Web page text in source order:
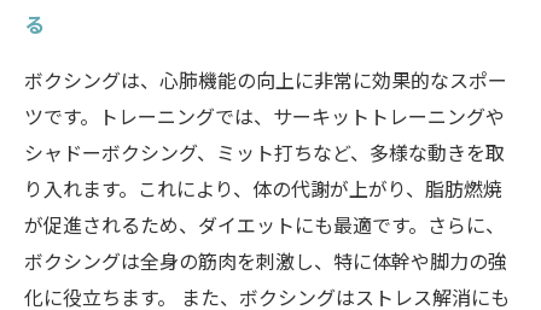
る
ボクシングは、心肺機能の向上に非常に効果的なスポー
ツです。トレーニングでは、サーキットトレーニングや
シャドーボクシング、ミット打ちなど、多様な動きを取
り入れます。これにより、体の代謝が上がり、脂肪燃焼
が促進されるため、ダイエットにも最適です。さらに、
ボクシングは全身の筋肉を刺激し、特に体幹や脚力の強
化に役立ちます。 また、ボクシングはストレス解消にも